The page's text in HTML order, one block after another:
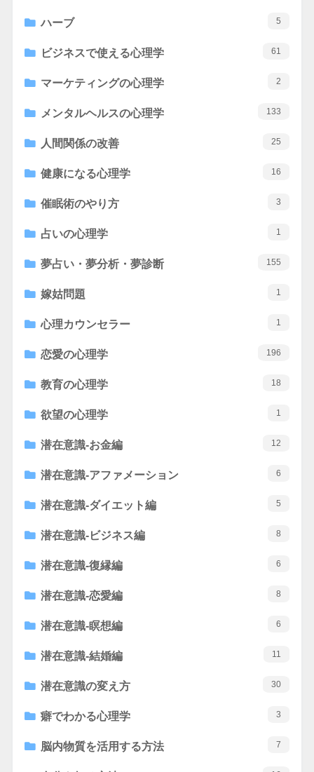
ハーブ 5
ビジネスで使える心理学 61
マーケティングの心理学 2
メンタルヘルスの心理学 133
人間関係の改善 25
健康になる心理学 16
催眠術のやり方 3
占いの心理学 1
夢占い・夢分析・夢診断 155
嫁姑問題 1
心理カウンセラー 1
恋愛の心理学 196
教育の心理学 18
欲望の心理学 1
潜在意識-お金編 12
潜在意識-アファメーション 6
潜在意識-ダイエット編 5
潜在意識-ビジネス編 8
潜在意識-復縁編 6
潜在意識-恋愛編 8
潜在意識-瞑想編 6
潜在意識-結婚編 11
潜在意識の変え方 30
癖でわかる心理学 3
脳内物質を活用する方法 7